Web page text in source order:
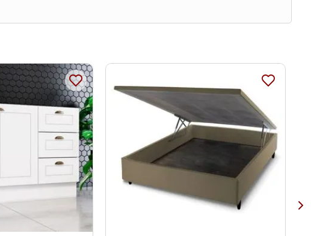
para que o produto não sofra alterações na cor. Não limpar
de cores da sua tela.
de recebimento, entre em contato com a loja para
indicado.
por subir ou descer escadas/elevadores ou pela utilização de
adicionais serão de responsabilidade do cliente.